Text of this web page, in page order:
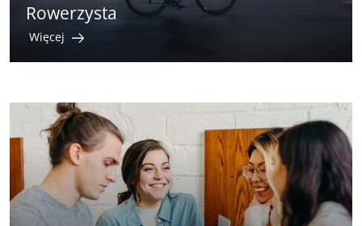
Rowerzysta
Więcej